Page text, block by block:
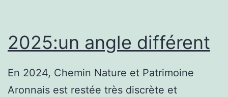
2025:un angle différent
En 2024, Chemin Nature et Patrimoine
Aronnais est restée très discrète et